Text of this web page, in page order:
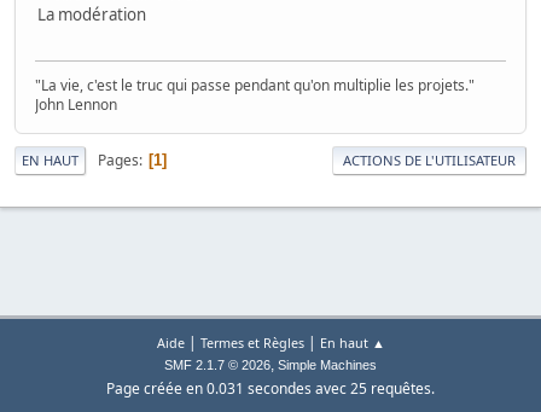
La modération
"La vie, c'est le truc qui passe pendant qu'on multiplie les projets."
John Lennon
EN HAUT Pages 1 ACTIONS DE L'UTILISATEUR
Aide| Termes et Règles| En haut ▲
SMF 2.1.7 © 2026, Simple Machines
Page créée en 0.031 secondes avec 25 requêtes.